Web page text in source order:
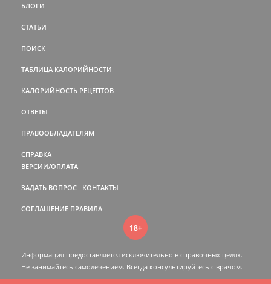
БЛОГИ
СТАТЬИ
ПОИСК
ТАБЛИЦА КАЛОРИЙНОСТИ
КАЛОРИЙНОСТЬ РЕЦЕПТОВ
ОТВЕТЫ
ПРАВООБЛАДАТЕЛЯМ
СПРАВКА
ВЕРСИИ/ОПЛАТА
ЗАДАТЬ ВОПРОС КОНТАКТЫ
СОГЛАШЕНИЕ ПРАВИЛА
18+
Информация предоставляется исключительно в справочных целях.
Не занимайтесь самолечением. Всегда консультируйтесь c врачом.